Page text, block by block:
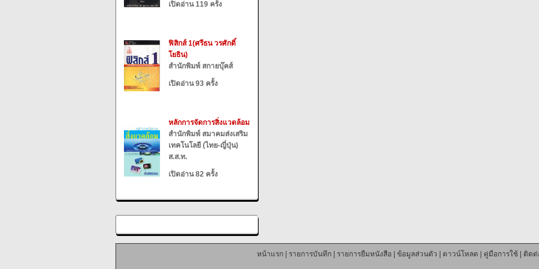
เปิดอ่าน 119 ครั้ง
ฟิสิกส์ 1(ศรีธน วรศักดิ์
โยธิน)
สำนักพิมพ์ สกายบุ๊คส์
เปิดอ่าน 93 ครั้ง
หลักการจัดการสิ่งแวดล้อม
สำนักพิมพ์ สมาคมส่งเสริม
เทคโนโลยี (ไทย-ญี่ปุ่น)
ส.ส.ท.
เปิดอ่าน 82 ครั้ง
หน้าแรก| รายการบันทึก| รายการยืมหนังสือ ข้อมูลส่วนตัว ดาวน์โหลด คู่มือการใช้| ติดต่